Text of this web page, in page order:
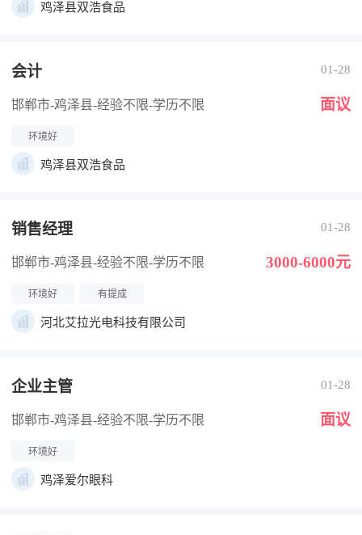
鸡泽县双浩食品
会计 01-28
邯郸市-鸡泽县-经验不限-学历不限 面议
环境好
鸡泽县双浩食品
销售经理 01-28
邯郸市-鸡泽县-经验不限-学历不限 3000-6000元
环境好 有提成
河北艾拉光电科技有限公司
企业主管 01-28
邯郸市-鸡泽县-经验不限-学历不限 面议
环境好
鸡泽爱尔眼科